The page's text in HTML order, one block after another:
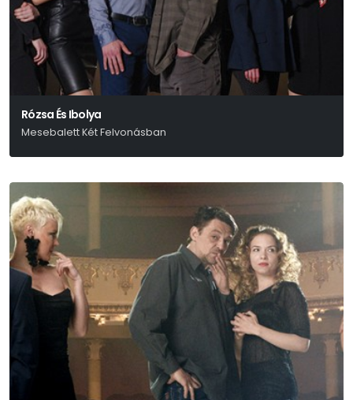
Rózsa És Ibolya
Mesebalett Két Felvonásban